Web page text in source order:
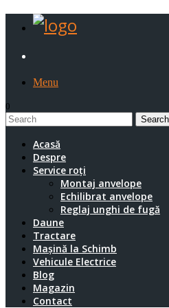
Menu
0
1
Acasă
Despre
Service roți
Montaj anvelope
Echilibrat anvelope
Reglaj unghi de fugă
Daune
Tractare
Mașină la Schimb
Vehicule Electrice
Blog
Magazin
Contact